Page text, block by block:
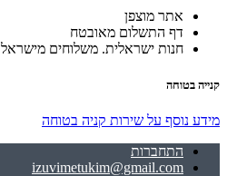
אתר מוצפן
דף התשלום מאובטח
חנות ישראלית. משלוחים מישראל
קנייה בטוחה
מידע נוסף על שירות קניה בטוחה
התחברות
izuvimetukim@gmail.com